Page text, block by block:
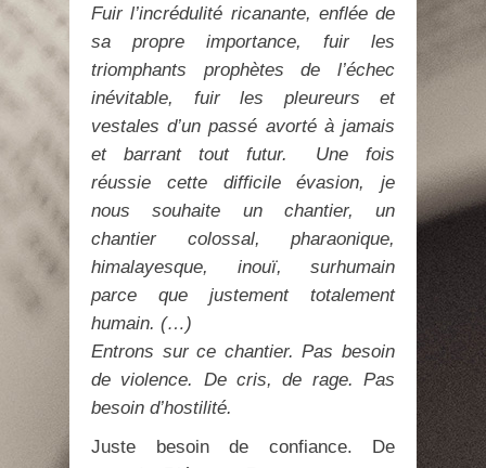
Fuir l’incrédulité ricanante, enflée de
sa propre importance, fuir les
triomphants prophètes de l’échec
inévitable, fuir les pleureurs et
vestales d’un passé avorté à jamais
et barrant tout futur.
Une fois
réussie cette difficile évasion, je
nous souhaite un chantier, un
chantier colossal, pharaonique,
himalayesque, inouï, surhumain
parce que justement totalement
humain. (…)
Entrons sur ce chantier. Pas besoin
de violence. De cris, de rage. Pas
besoin d’hostilité.
Juste besoin de confiance. De